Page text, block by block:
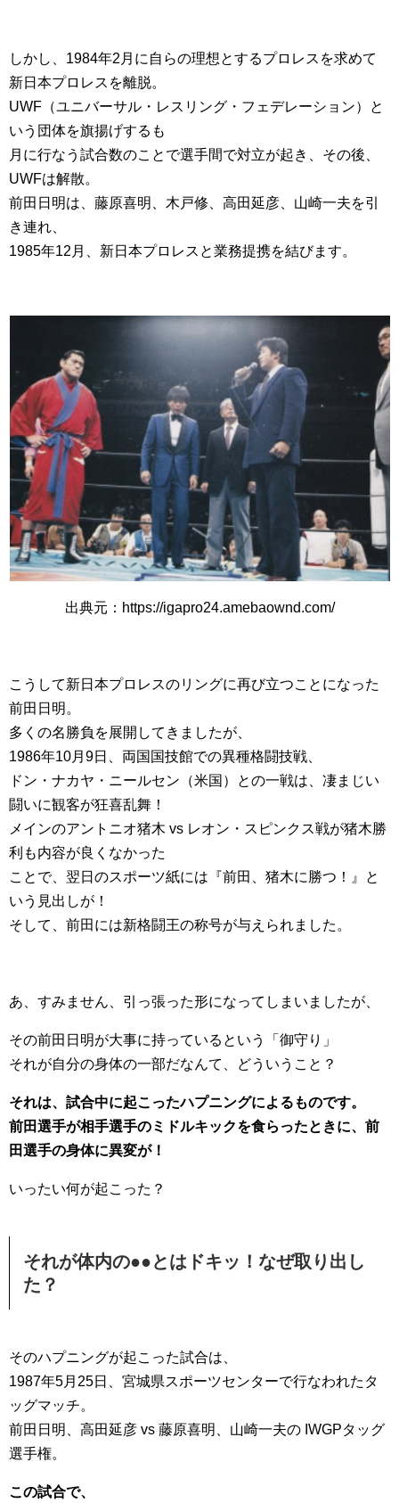
しかし、1984年2月に自らの理想とするプロレスを求めて
新日本プロレスを離脱。
UWF（ユニバーサル・レスリング・フェデレーション）と
いう団体を旗揚げするも
月に行なう試合数のことで選手間で対立が起き、その後、
UWFは解散。
前田日明は、藤原喜明、木戸修、高田延彦、山崎一夫を引
き連れ、
1985年12月、新日本プロレスと業務提携を結びます。
出典元：https://igapro24.amebaownd.com/
こうして新日本プロレスのリングに再び立つことになった
前田日明。
多くの名勝負を展開してきましたが、
1986年10月9日、両国国技館での異種格闘技戦、
ドン・ナカヤ・ニールセン（米国）との一戦は、凄まじい
闘いに観客が狂喜乱舞！
メインのアントニオ猪木 vs レオン・スピンクス戦が猪木勝
利も内容が良くなかった
ことで、翌日のスポーツ紙には『前田、猪木に勝つ！』と
いう見出しが！
そして、前田には新格闘王の称号が与えられました。
あ、すみません、引っ張った形になってしまいましたが、
その前田日明が大事に持っているという「御守り」
それが自分の身体の一部だなんて、どういうこと？
それは、試合中に起こったハプニングによるものです。
前田選手が相手選手のミドルキックを食らったときに、前
田選手の身体に異変が！
いったい何が起こった？
それが体内の●●とはドキッ！なぜ取り出し
た？
そのハプニングが起こった試合は、
1987年5月25日、宮城県スポーツセンターで行なわれたタ
ッグマッチ。
前田日明、高田延彦 vs 藤原喜明、山崎一夫の IWGPタッグ
選手権。
この試合で、